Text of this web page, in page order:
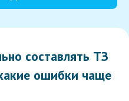
составлять ТЗ
ошибки чаще